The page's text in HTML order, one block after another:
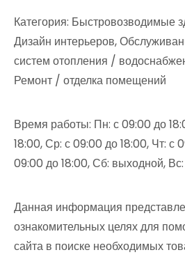
Категория: Быстровозводимые
Дизайн интерьеров,
систем отопления /
Ремонт / отделка помещений
Время работы: Пн: с 09:00 до
18:00, Ср: с 09:00 до 18:00, Чт: с
09:00 до 18:00, Сб: выходной,
Данная информация
ознакомительных целях для
сайта в поиске необходимых